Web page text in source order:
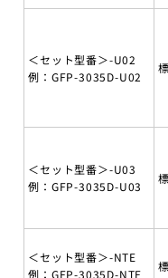
＜セット型番＞-U02
例：GFP-3035D-U02
＜セット型番＞-U03
例：GFP-3035D-U03
＜セット型番＞-NTE
例：GFP-3035D-NTE